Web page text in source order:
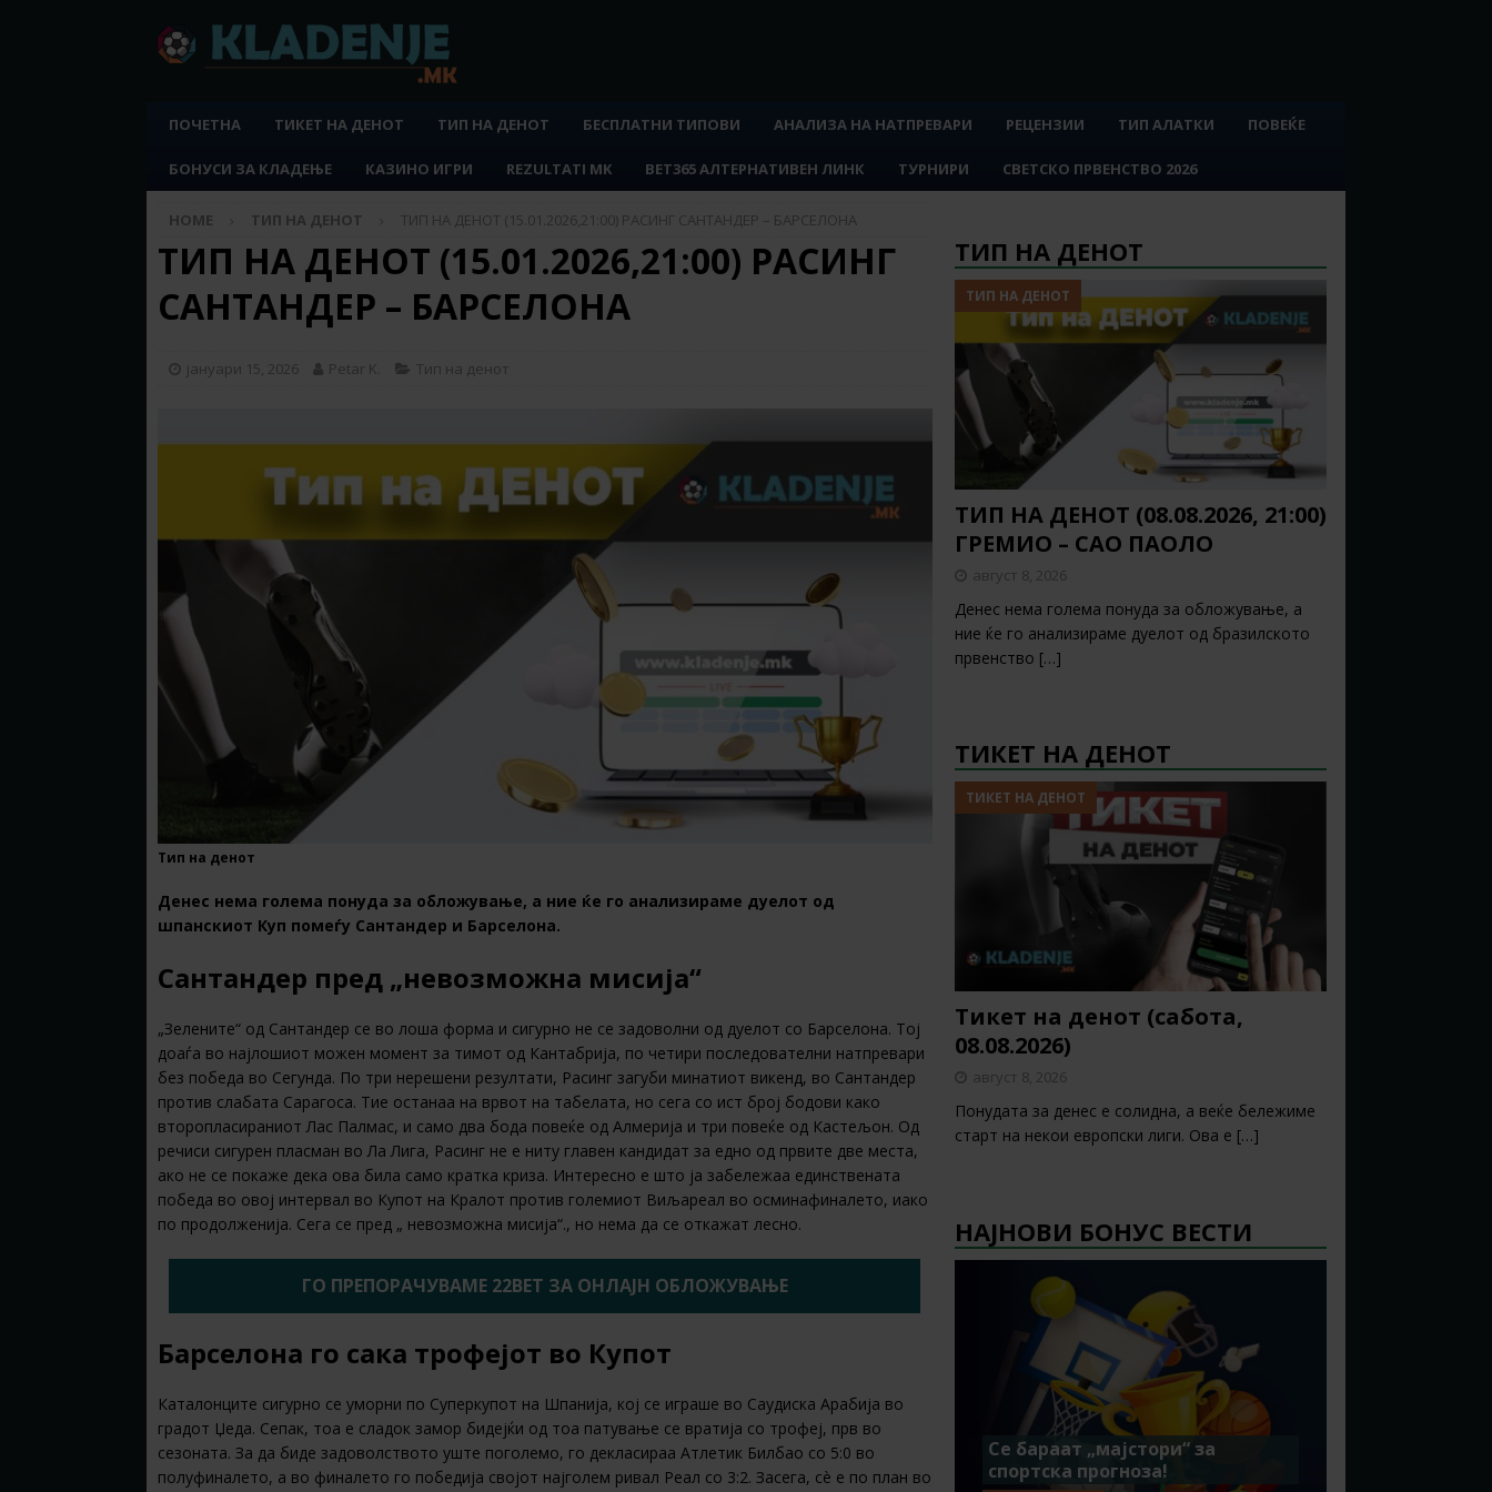
ПОЧЕТНА ТИКЕТ НА ДЕНОТ ТИП НА ДЕНОТ БЕСПЛАТНИ ТИПОВИ АНАЛИЗА НА НАТПРЕВАРИ РЕЦЕНЗИИ ТИП АЛАТКИ ПОВЕЌЕ
БОНУСИ ЗА КЛАДЕЊЕ КАЗИНО ИГРИ REZULTATI MK BET365 АЛТЕРНАТИВЕН ЛИНК ТУРНИРИ СВЕТСКО ПРВЕНСТВО 2026
HOME ТИП НА ДЕНОТ ТИП НА ДЕНОТ (15.01.2026,21:00) РАСИНГ САНТАНДЕР – БАРСЕЛОНА
ТИП НА ДЕНОТ (15.01.2026,21:00) РАСИНГ
САНТАНДЕР – БАРСЕЛОНА
јануари 15, 2026 Petar K. Тип на денот
Тип на денот
Денес нема голема понуда за обложување, а ние ќе го анализираме дуелот од
шпанскиот Куп помеѓу Сантандер и Барселона.
Сантандер пред „невозможна мисија“
„Зелените“ од Сантандер се во лоша форма и сигурно не се задоволни од дуелот со Барселона. Тој
доаѓа во најлошиот можен момент за тимот од Кантабрија, по четири последователни натпревари
без победа во Сегунда. По три нерешени резултати, Расинг загуби минатиот викенд, во Сантандер
против слабата Сарагоса. Тие останаа на врвот на табелата, но сега со ист број бодови како
второпласираниот Лас Палмас, и само два бода повеќе од Алмерија и три повеќе од Кастељон. Од
речиси сигурен пласман во Ла Лига, Расинг не е ниту главен кандидат за едно од првите две места,
ако не се покаже дека ова била само кратка криза. Интересно е што ја забележаа единствената
победа во овој интервал во Купот на Кралот против големиот Виљареал во осминафиналето, иако
по продолженија. Сега се пред „ невозможна мисија“., но нема да се откажат лесно.
ГО ПРЕПОРАЧУВАМЕ 22BET ЗА ОНЛАЈН ОБЛОЖУВАЊЕ
Барселона го сака трофејот во Купот
Каталонците сигурно се уморни по Суперкупот на Шпанија, кој се играше во Саудиска Арабија во
градот Џеда. Сепак, тоа е сладок замор бидејќи од тоа патување се вратија со трофеј, прв во
сезоната. За да биде задоволството уште поголемо, го декласираа Атлетик Билбао со 5:0 во
полуфиналето, а во финалето го победија својот најголем ривал Реал со 3:2. Засега, сè е по план во
ТИП НА ДЕНОТ
ТИП НА ДЕНОТ
ТИП НА ДЕНОТ (08.08.2026, 21:00)
ГРЕМИО – САО ПАОЛО
август 8, 2026
Денес нема голема понуда за обложување, а
ние ќе го анализираме дуелот од бразилското
првенство […]
ТИКЕТ НА ДЕНОТ
ТИКЕТ НА ДЕНОТ
Тикет на денот (сабота,
08.08.2026)
август 8, 2026
Понудата за денес е солидна, а веќе бележиме
старт на некои европски лиги. Ова е […]
НАЈНОВИ БОНУС ВЕСТИ
Се бараат „мајстори“ за
спортска прогноза!